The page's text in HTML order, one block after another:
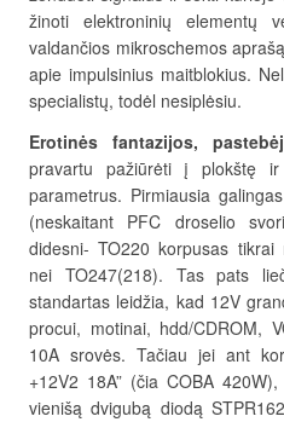
žinoti elektroninių elementų
valdančios mikroschemos
apie impulsinius maitblokius.
specialistų, todėl nesiplėsiu.
Erotinės fantazijos,
pravartu pažiūrėti į plokštę
parametrus. Pirmiausia
(neskaitant PFC droselio
didesni- TO220 korpusas tikrai
nei TO247(218). Tas pats
standartas leidžia, kad 12V
procui, motinai, hdd/CDROM,
10A srovės. Tačiau jei ant
+12V2 18A” (čia COBA
vienišą dvigubą diodą